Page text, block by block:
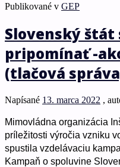
Publikované v GEP
Slovenský štát
pripomínať -
(tlačová
Napísané 13. marca 2022 ,
Mimovládna organizácia
príležitosti výročia vzniku
spustila vzdelávaciu
Kampaň o spoluvine